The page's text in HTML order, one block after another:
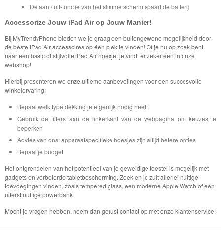
De aan / uit-functie van het slimme scherm spaart de batterij
Accessorize Jouw iPad Air op Jouw Manier!
Bij MyTrendyPhone bieden we je graag een buitengewone mogelijkheid door
de beste iPad Air accessoires op één plek te vinden! Of je nu op zoek bent
naar een basic of stijlvolle iPad Air hoesje, je vindt er zeker een in onze
webshop!
Hierbij presenteren we onze ultieme aanbevelingen voor een succesvolle
winkelervaring:
Bepaal welk type dekking je eigenlijk nodig heeft
Gebruik de filters aan de linkerkant van de webpagina om keuzes te
beperken
Advies van ons: apparaatspecifieke hoesjes zijn altijd betere opties
Bepaal je budget
Het ontgrendelen van het potentieel van je geweldige toestel is mogelijk met
gadgets en verbeterde tabletbescherming. Zoek en je zult allerlei nuttige
toevoegingen vinden, zoals tempered glass, een moderne Apple Watch of een
uiterst nuttige powerbank.
Mocht je vragen hebben, neem dan gerust contact op met onze klantenservice!